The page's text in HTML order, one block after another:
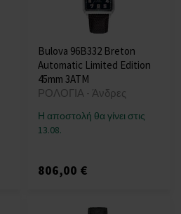
Bulova 96B332 Breton
Automatic Limited Edition
45mm 3ATM
ΡΟΛΟΓΙΑ - Άνδρες
Η αποστολή θα γίνει στις
13.08.
806,00 €